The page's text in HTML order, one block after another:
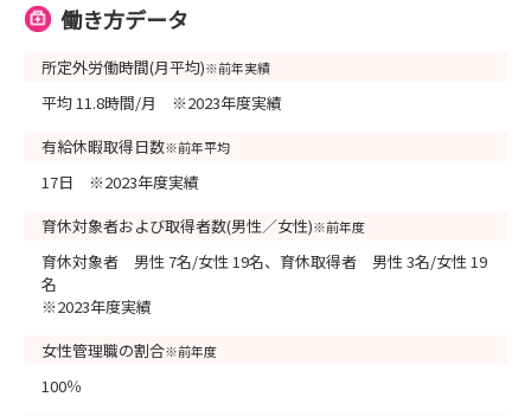
働き方データ
所定外労働時間(月平均)※前年実績
平均 11.8時間/月 ※2023年度実績
有給休暇取得日数※前年平均
17日 ※2023年度実績
育休対象者および取得者数(男性／女性)※前年度
育休対象者 男性 7名/女性 19名、育休取得者 男性 3名/女性 19
名
※2023年度実績
女性管理職の割合※前年度
100％